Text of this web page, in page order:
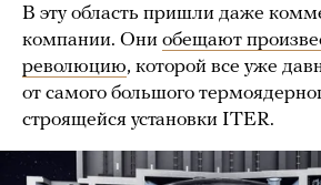
В эту область пришли даже
компании. Они обещают
революцию, которой все уже
от самого большого
строящейся установки ITER.